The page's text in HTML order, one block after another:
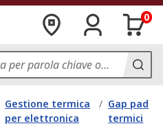
0
Gestione termica
per elettronica
/ Gap pad
termici